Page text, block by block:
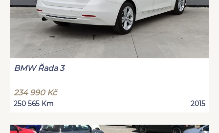
BMW Řada 3
234 990 Kč
250 565 Km 2015